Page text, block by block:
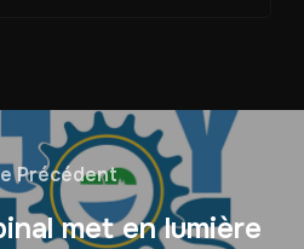
Précédent
met en lumière